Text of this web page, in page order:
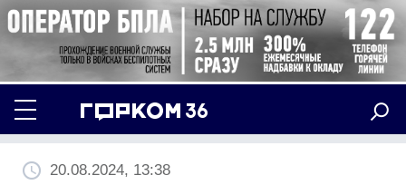
20.08.2024, 13:38